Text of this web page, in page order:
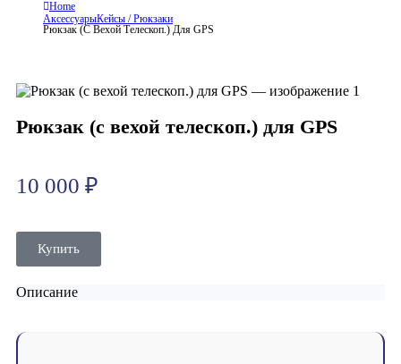
Home
АксессуарыКейсы / Рюкзаки
Рюкзак (с Вехой Телескоп.) Для GPS
Рюкзак (с вехой телескоп.) для GPS
10 000 ₽
Купить
Описание